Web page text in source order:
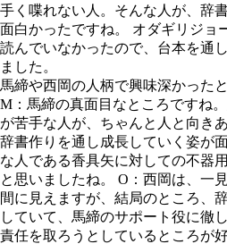
手く喋れない人。そんな人が、辞
面白かったですね。 オダギリジョ
読んでいなかったので、台本を通
ました。
馬締や西岡の人柄で興味深かった
M：馬締の真面目なところですね
が苦手な人が、ちゃんと人と向き
辞書作りを通し成長していく姿が
な人である香具矢に対しての不器
と思いましたね。 O：西岡は、一
間に見えますが、結局のところ、
していて、馬締のサポート役に徹
責任を取ろうとしているところが